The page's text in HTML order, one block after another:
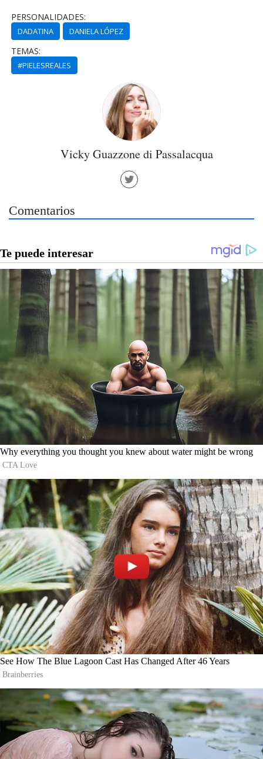
PERSONALIDADES:
DADATINA DANIELA LÓPEZ
TEMAS:
#PIELESREALES
Vicky Guazzone di Passalacqua
Comentarios